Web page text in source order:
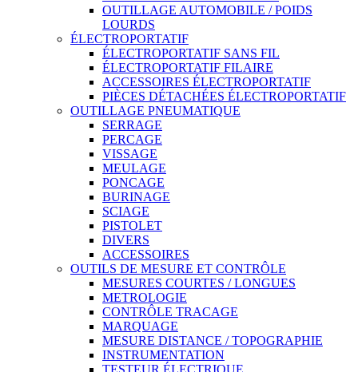
OUTILLAGE AUTOMOBILE / POIDS
LOURDS
ÉLECTROPORTATIF
ÉLECTROPORTATIF SANS FIL
ÉLECTROPORTATIF FILAIRE
ACCESSOIRES ÉLECTROPORTATIF
PIÈCES DÉTACHÉES ÉLECTROPORTATIF
OUTILLAGE PNEUMATIQUE
SERRAGE
PERCAGE
VISSAGE
MEULAGE
PONCAGE
BURINAGE
SCIAGE
PISTOLET
DIVERS
ACCESSOIRES
OUTILS DE MESURE ET CONTRÔLE
MESURES COURTES / LONGUES
METROLOGIE
CONTRÔLE TRACAGE
MARQUAGE
MESURE DISTANCE / TOPOGRAPHIE
INSTRUMENTATION
TESTEUR ÉLECTRIQUE